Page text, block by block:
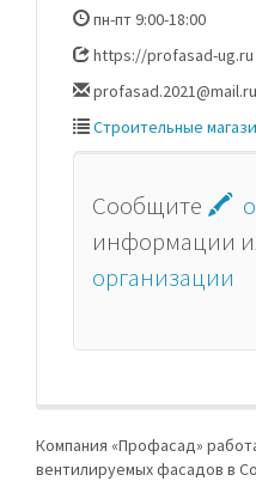
пн-пт 9:00-18:00
https://profasad-ug.ru
profasad.2021@mail.ru
Строительные
Сообщите 🖍
информации
организации
Компания «Профасад»
вентилируемых фасадов в